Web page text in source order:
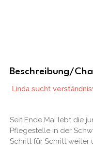
Beschreibung/
Linda sucht
Seit Ende Mai lebt die
Pflegestelle in der
Schritt für Schritt weiter